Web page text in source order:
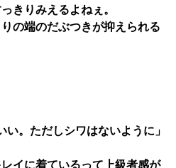
きりみえるよねぇ。
の端のだぶつきが抑えられる
い。ただしシワはないように」
イに着ているって上級者感が